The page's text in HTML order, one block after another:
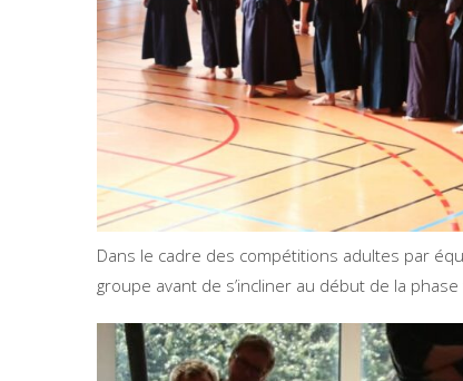
Dans le cadre des compétitions adultes par
groupe avant de s’incliner au début de la phase